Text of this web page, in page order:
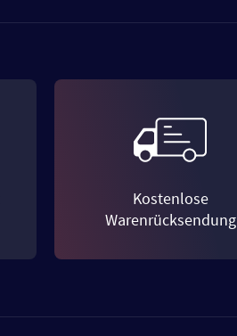
Kostenlose
Warenrücksendung